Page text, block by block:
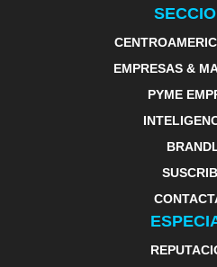
EMPRESAS &
PYME